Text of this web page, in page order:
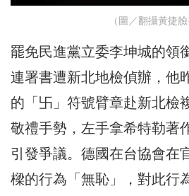
（圖／翻攝黃捷臉
罷免民進黨立委李坤城的領
連署書遭新北地檢偵辦，他
的「卐」符號臂章赴新北檢
敬禮手勢，左手拿希特勒著
引發爭議。德國在台協會在
樑的行為「無恥」，對此行